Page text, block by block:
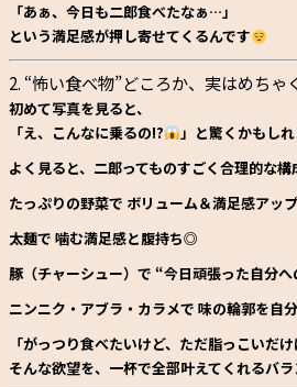
「あぁ、今日も二郎食べたなぁ…」
という満足感が押し寄せてくるんです
2. “怖い食べ物”どころか、実はめちゃ
初めて写真を見ると、
「え、こんなに乗るの!?
」と驚くかもしれ
よく見ると、二郎ってものすごく合理的な構
たっぷりの野菜で ボリューム＆満足感アップ
太麺で 噛む満足感と腹持ち◎
豚（チャーシュー）で “今日頑張った自分
ニンニク・アブラ・カラメで 味の輪郭を自
「がっつり食べたいけど、ただ脂っこいだけ
そんな欲望を、 一杯で全部叶えてくれるバラ